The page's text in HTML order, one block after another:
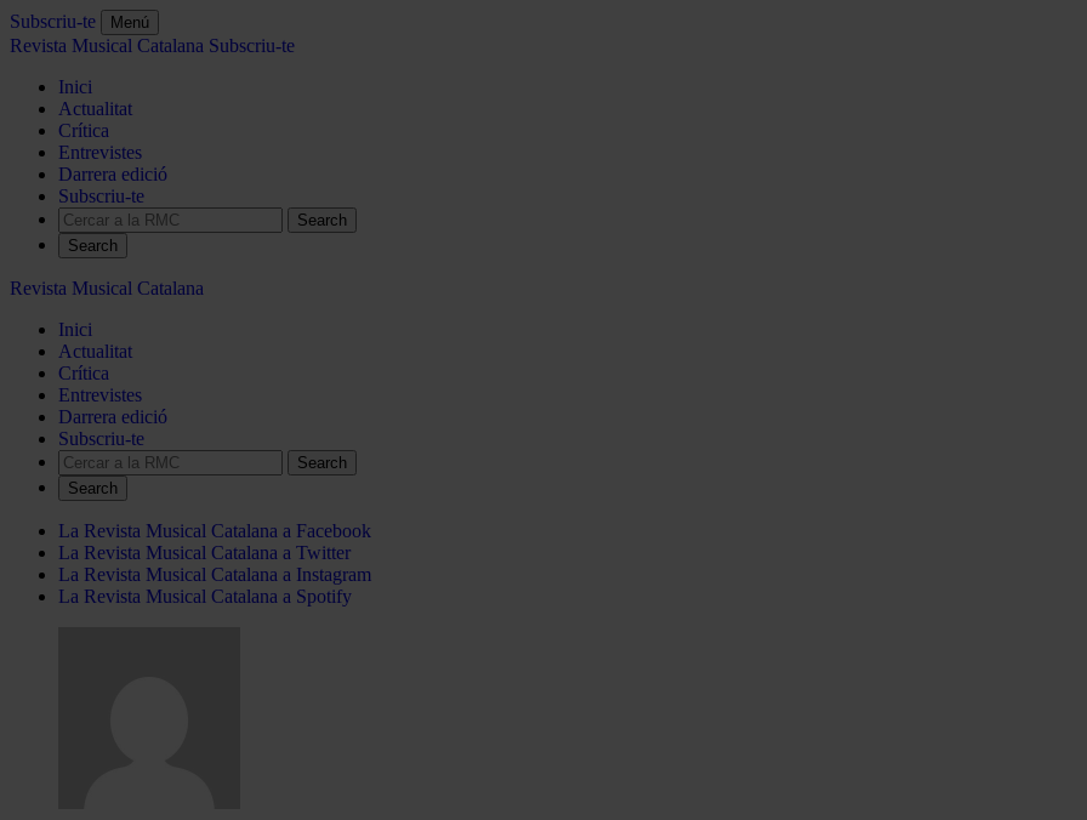
Subscriu-te Menú
Revista Musical Catalana Subscriu-te
Inici
Actualitat
Crítica
Entrevistes
Darrera edició
Subscriu-te
Search
Revista Musical Catalana
Inici
Actualitat
Crítica
Entrevistes
Darrera edició
Subscriu-te
Search
La Revista Musical Catalana a Facebook
La Revista Musical Catalana a Twitter
La Revista Musical Catalana a Instagram
La Revista Musical Catalana a Spotify